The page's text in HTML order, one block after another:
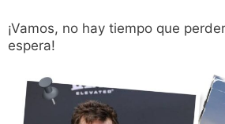
¡Vamos, no hay tiempo que
espera!